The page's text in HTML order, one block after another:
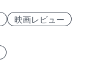
映画レビュー